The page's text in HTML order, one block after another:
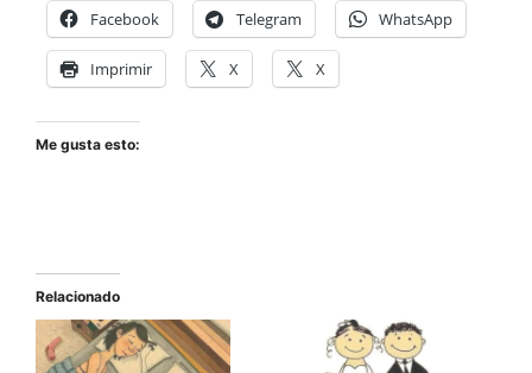
Facebook Telegram WhatsApp
Imprimir X X
Me gusta esto:
Relacionado